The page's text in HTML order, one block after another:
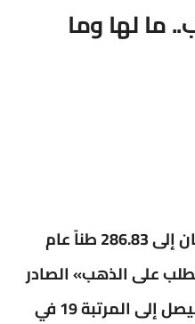
ما لها وما
وصل إحتياطي الذهب في لبنان إلى 286.83 طناً عام
على الذهب» الصادر
عن مجلس الذهب العالمي، ليصل إلى المرتبة 19 في